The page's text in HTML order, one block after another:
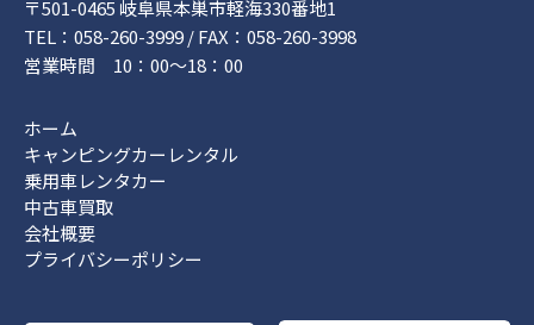
〒501-0465 岐阜県本巣市軽海330番地1
TEL：058-260-3999 / FAX：058-260-3998
営業時間 10：00～18：00
ホーム
キャンピングカーレンタル
乗用車レンタカー
中古車買取
会社概要
プライバシーポリシー